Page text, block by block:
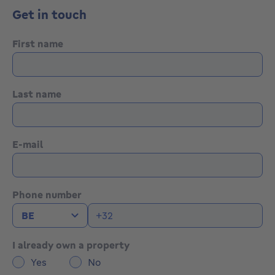
Get in touch
First name
Last name
E-mail
Phone number
I already own a property
Yes
No